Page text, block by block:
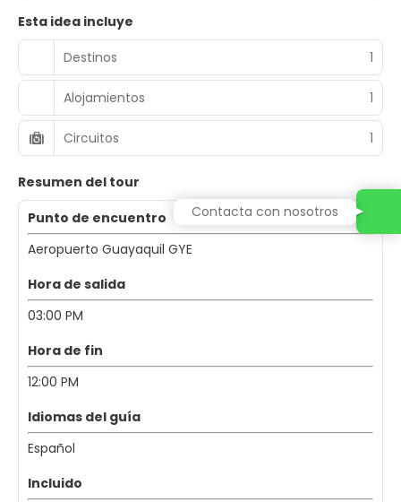
Esta idea incluye
Destinos
1
Alojamientos 1
Circuitos 1
Resumen del tour
Punto de encuentro
Aeropuerto Guayaquil GYE
Hora de salida
03:00 PM
Hora de fin
12:00 PM
Idiomas del guía
Español
Incluido
Contacta con nosotros